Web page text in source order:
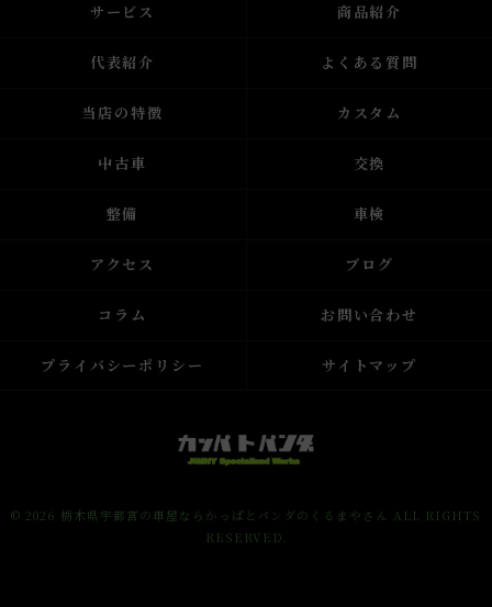
サービス 商品紹介
代表紹介 よくある質問
当店の特徴 カスタム
中古車 交換
整備 車検
アクセス ブログ
コラム お問い合わせ
プライバシーポリシー サイトマップ
© 2026 栃木県宇都宮の車屋ならかっぱとパンダのくるまやさん ALL RIGHTS
RESERVED.